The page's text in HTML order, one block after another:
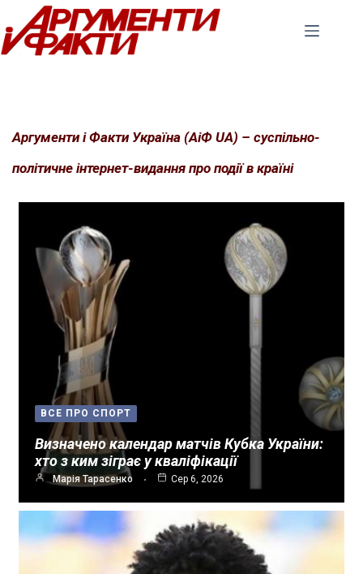
Перейти
до
вмісту
Аргументи і Факти Україна (АіФ UA) – суспільно-
політичне інтернет-видання про події в країні
ВСЕ ПРО СПОРТ
Визначено календар матчів Кубка України:
хто з ким зіграє у кваліфікації
Марія Тарасенко Сер 6, 2026